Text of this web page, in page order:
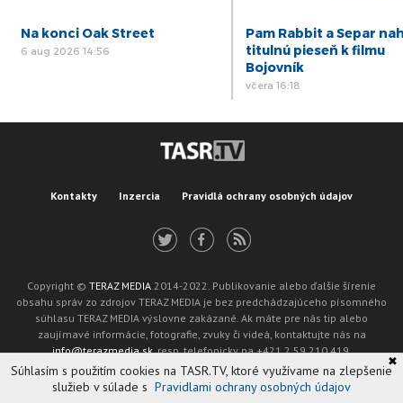
Na konci Oak Street
6 aug 2026 14:56
Pam Rabbit a Separ
titulnú pieseň k filmu
Bojovník
včera 16:18
Kontakty Inzercia Pravidlá ochrany osobných údajov
Copyright © TERAZ MEDIA 2014-2022. Publikovanie alebo ďalšie šírenie
obsahu správ zo zdrojov TERAZ MEDIA je bez predchádzajúceho písomného
súhlasu TERAZ MEDIA výslovne zakázané. Ak máte pre nás tip alebo
zaujímavé informácie, fotografie, zvuky či videá, kontaktujte nás na
info@terazmedia.sk, resp. telefonicky na +421 2 59 210 419.
Žiadosť o zverejnenie opravy v zmysle zákona o publikáciách je možné zaslať
na adresu oprava@tasr.sk.
Súhlasím s použitím cookies na TASR.TV, ktoré využívame na zlepšenie
služieb v súlade s Pravidlami ochrany osobných údajov
✖